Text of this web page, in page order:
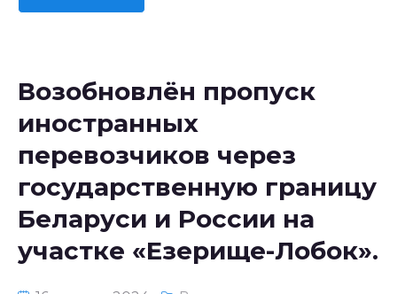
Возобновлён пропуск
иностранных
перевозчиков через
государственную границу
Беларуси и России на
участке «Езерище-Лобок».